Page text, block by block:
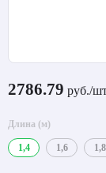
2786.79 руб./
Длина (м)
1,4 1,6 1,8